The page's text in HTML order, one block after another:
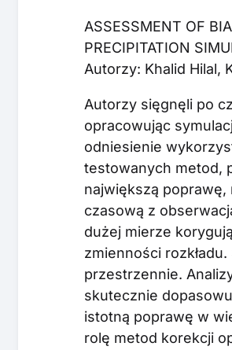
ASSESSMENT OF
PRECIPITATION
Autorzy: Khalid Hilal,
Autorzy sięgnęli po
opracowując
odniesienie
testowanych metod,
największą poprawę,
czasową z
dużej mierze
zmienności
przestrzennie.
skutecznie
istotną poprawę w
rolę metod korekcji